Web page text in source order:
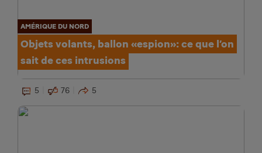
AMÉRIQUE DU NORD
Objets volants, ballon «espion»: ce que l’on
sait de ces intrusions
5 76 5